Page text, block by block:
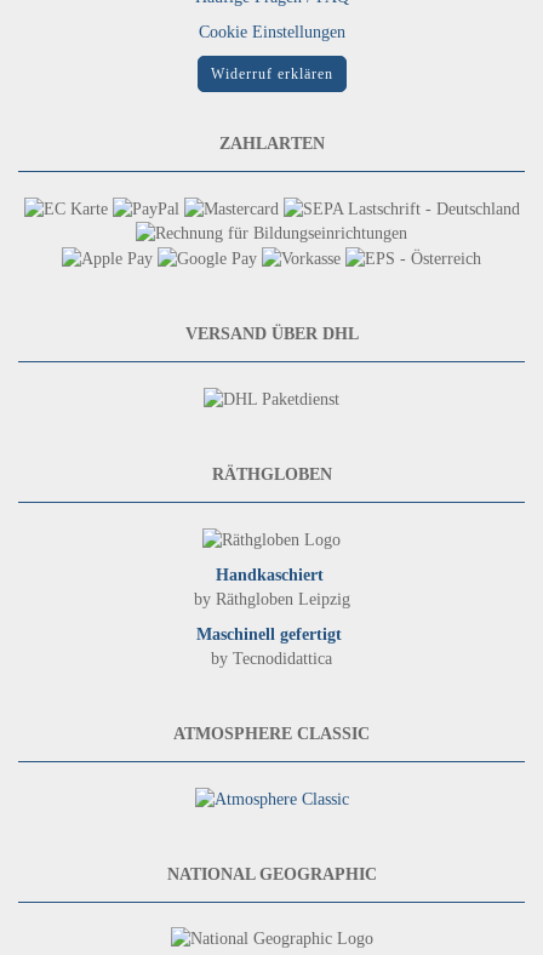
Cookie Einstellungen
Widerruf erklären
ZAHLARTEN
VERSAND ÜBER DHL
RÄTHGLOBEN
Handkaschiert
by Räthgloben Leipzig
Maschinell gefertigt
by Tecnodidattica
ATMOSPHERE CLASSIC
NATIONAL GEOGRAPHIC